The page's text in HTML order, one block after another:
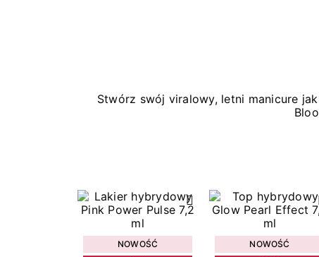
Stwórz swój viralowy, letni manicure
NOWOŚĆ
NOWOŚĆ